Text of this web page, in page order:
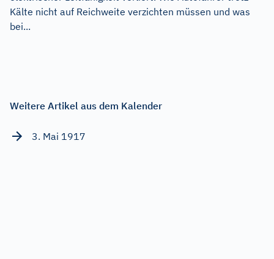
Kälte nicht auf Reichweite verzichten müssen und was
bei...
Weitere Artikel aus dem Kalender
3. Mai 1917